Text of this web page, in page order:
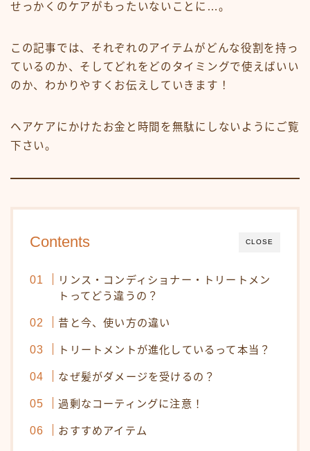
ヘッドスパ
サロンワーク実例
毛髪の基礎知識
正しいヘアケア
KAMIMONO
サイトマップ
せっかくのケアがもったいないことに…。
この記事では、それぞれのアイテムがどんな役割を持っ
ているのか、そしてどれをどのタイミングで使えばいい
のか、わかりやすくお伝えしていきます！
ヘアケアにかけたお金と時間を無駄にしないようにご覧
下さい。
CLOSE
Contents
リンス・コンディショナー・トリートメン
トってどう違うの？
昔と今、使い方の違い
トリートメントが進化しているって本当？
なぜ髪がダメージを受けるの？
過剰なコーティングに注意！
おすすめアイテム